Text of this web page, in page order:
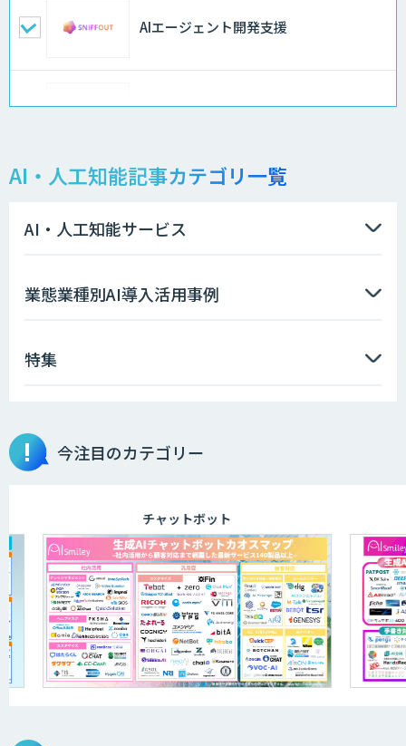
AIエージェント開発支援
AI-BPO
Docify（ドシファイ）
ログミーツ powered by GPT-4
JOINT AI Flow byGMO
AIR-NEXUS
AI・人工知能記事カテゴリ一覧
AI・人工知能サービス
業態業種別AI導入活用事例
特集
今注目のカテゴリー
チャットボット